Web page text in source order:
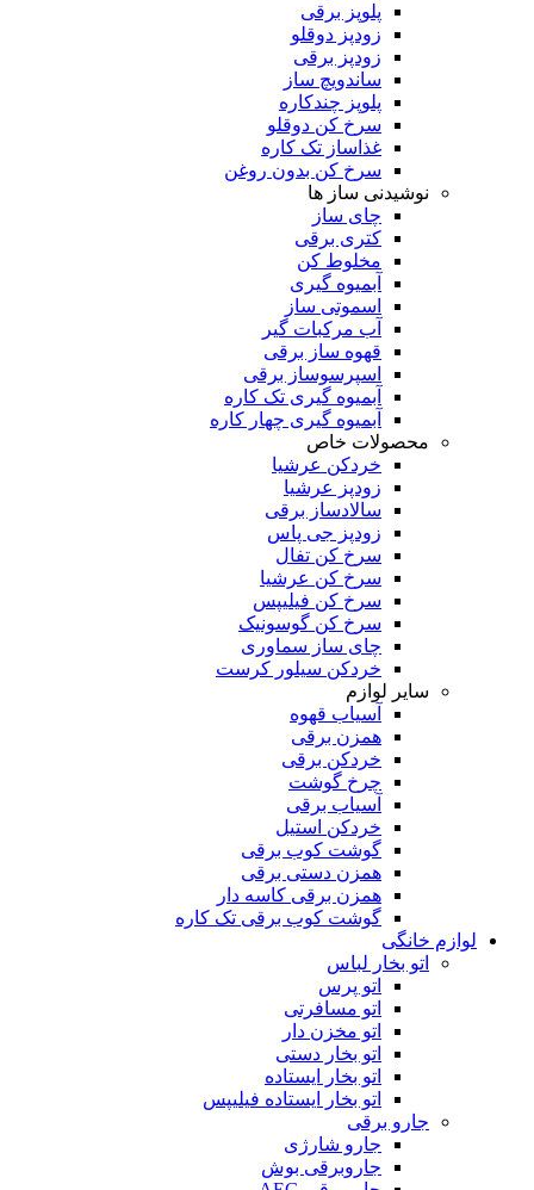
پلوپز برقی
زودپز دوقلو
زودپز برقی
ساندویچ ساز
پلوپز چندکاره
سرخ کن دوقلو
غذاساز تک کاره
سرخ کن بدون روغن
نوشیدنی ساز ها
چای ساز
کتری برقی
مخلوط کن
آبمیوه گیری
اسموتی ساز
آب مرکبات گیر
قهوه ساز برقی
اسپرسوساز برقی
آبمیوه گیری تک کاره
آبمیوه گیری چهار کاره
محصولات خاص
خردکن عرشیا
زودپز عرشیا
سالادساز برقی
زودپز جی پاس
سرخ کن تفال
سرخ کن عرشیا
سرخ کن فیلیپس
سرخ کن گوسونیک
چای ساز سماوری
خردکن سیلور کرست
سایر لوازم
آسیاب قهوه
همزن برقی
خردکن برقی
چرخ گوشت
آسیاب برقی
خردکن استیل
گوشت کوب برقی
همزن دستی برقی
همزن برقی کاسه دار
گوشت کوب برقی تک کاره
لوازم خانگی
اتو بخار لباس
اتو پرس
اتو مسافرتی
اتو مخزن دار
اتو بخار دستی
اتو بخار ایستاده
اتو بخار ایستاده فیلیپس
جارو برقی
جارو شارژی
جاروبرقی بوش